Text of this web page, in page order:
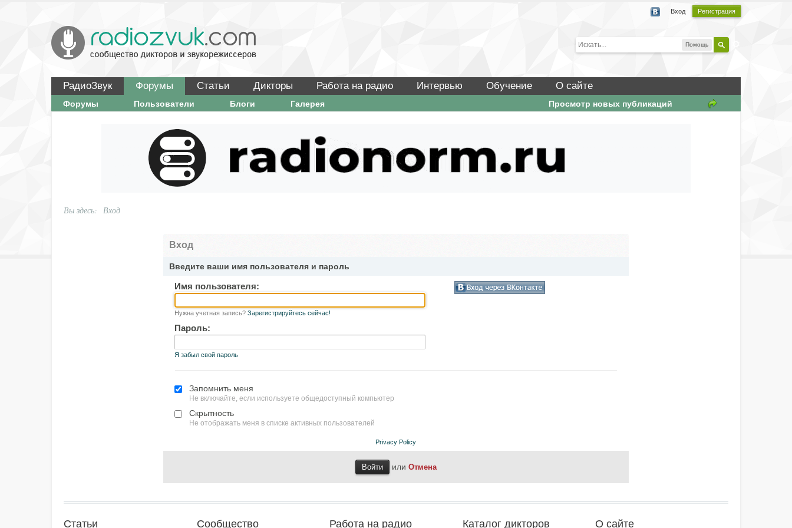
Вход Регистрация
Помощь
РадиоЗвук Форумы Статьи Дикторы Работа на радио Интервью Обучение О сайте
Просмотр новых публикаций
Форумы Пользователи Блоги Галерея
Вы здесь: Вход
Вход
Введите ваши имя пользователя и пароль
Имя пользователя:
Нужна учетная запись?Зарегистрируйтесь сейчас!
Пароль:
Я забыл свой пароль
Запомнить меня
Не включайте, если используете общедоступный компьютер
Скрытность
Не отображать меня в списке активных пользователей
Privacy Policy
или Отмена
Статьи Сообщество Работа на радио Каталог дикторов О сайте